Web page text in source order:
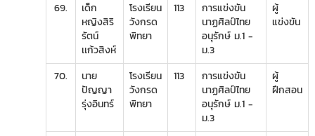
69.
เด็ก
หญิงสิริ
รัตน์
เเก้วสิงห์
โรงเรียน
วังกรด
พิทยา
113
การแข่งขัน
นาฏศิลป์ไทย
อนุรักษ์ ม.1 -
ม.3
ผู้
แข่งขัน
70.
นาย
ปัญญา
รุ่งอินทร์
โรงเรียน
วังกรด
พิทยา
113
การแข่งขัน
นาฏศิลป์ไทย
อนุรักษ์ ม.1 -
ม.3
ผู้
ฝึกสอน